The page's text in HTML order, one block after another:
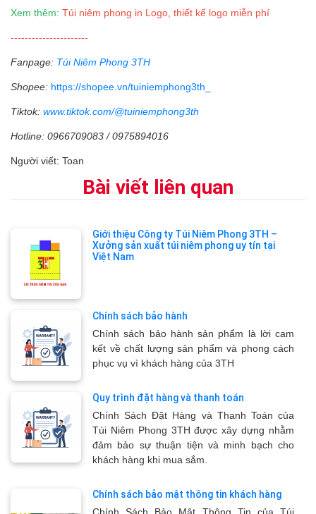
Xem thêm: Túi niêm phong in Logo, thiết kế logo miễn phí
----------------------
Fanpage: Túi Niêm Phong 3TH
Shopee: https://shopee.vn/tuiniemphong3th_
Tiktok: www.tiktok.com/@tuiniemphong3th
Hotline: 0966709083 / 0975894016
Người viết: Toan
Bài viết liên quan
Giới thiệu Công ty Túi Niêm Phong 3TH –
Xưởng sản xuất túi niêm phong uy tín tại
Việt Nam
Chính sách bảo hành
Chính sách bảo hành sản phẩm là lời cam
kết về chất lượng sản phẩm và phong cách
phục vụ vì khách hàng của 3TH
Quy trình đặt hàng và thanh toán
Chính Sách Đặt Hàng và Thanh Toán của
Túi Niêm Phong 3TH được xây dựng nhằm
đảm bảo sự thuận tiện và minh bạch cho
khách hàng khi mua sắm.
Chính sách bảo mật thông tin khách hàng